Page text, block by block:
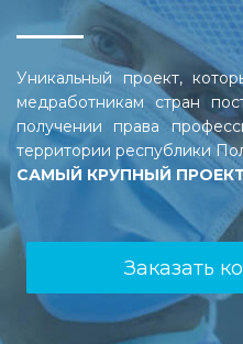
Уникальный проект,
медработникам стран
получении права
территории республики
САМЫЙ КРУПНЫЙ
Заказать